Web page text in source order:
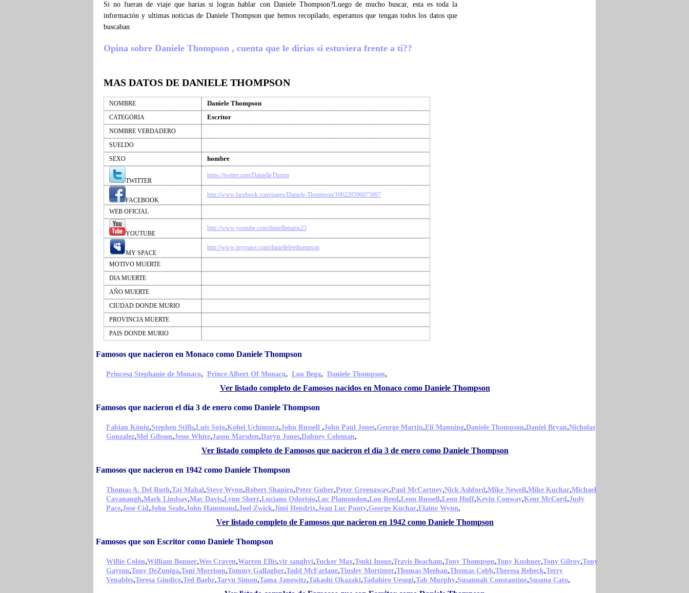
Si no fueran de viaje que harias si logras hablar con Daniele Thompson?Luego de mucho buscar, esta es toda la
información y ultimas noticias de Daniele Thompson que hemos recopilado, esperamos que tengan todos los datos que
buscaban
Opina sobre Daniele Thompson , cuenta que le dirias si estuviera frente a ti??
MAS DATOS DE DANIELE THOMPSON
NOMBRE Daniele Thompson
CATEGORIA Escritor
NOMBRE VERDADERO
SUELDO
SEXO
hombre
TWITTER
https://twitter.com/DanielleThomp
FACEBOOK
http://www.facebook.com/pages/Daniele-Thompson/106228596075697
WEB OFICIAL
YOUTUBE
http://www.youtube.com/daniellemarie23
MY SPACE
http://www.myspace.com/danielleleethompson
MOTIVO MUERTE
DIA MUERTE
AÑO MUERTE
CIUDAD DONDE MURIO
PROVINCIA MUERTE
PAIS DONDE MURIO
Famosos que nacieron en Monaco como Daniele Thompson
Princesa Stephanie de Monaco, Prince Albert Of Monaco, Lou Bega, Daniele Thompson,
Ver listado completo de Famosos nacidos en Monaco como Daniele Thompson
Famosos que nacieron el dia 3 de enero como Daniele Thompson
Fabian König,Stephen Stills,Luis Sojo,Kohei Uchimura,John Russell ,John Paul Jones,George Martin,Eli Manning,Daniele Thompson,Daniel Bryan,Nicholas
Gonzalez,Mel Gibson,Jesse White,Jason Marsden,Daryn Jones,Dabney Coleman,
Ver listado completo de Famosos que nacieron el dia 3 de enero como Daniele Thompson
Famosos que nacieron en 1942 como Daniele Thompson
Thomas A. Del Ruth,Taj Mahal,Steve Wynn,Robert Shapiro,Peter Guber,Peter Greenaway,Paul McCartney,Nick Ashford,Mike Newell,Mike Kuchar,Michael
Cavanaugh,Mark Lindsay,Mac Davis,Lynn Sherr,Luciano Odorisio,Luc Plamondon,Lou Reed,Leon Russell,Leon Huff,Kevin Conway,Kent McCord,Judy
Pace,Jose Cid,John Seale,John Hammond,Joel Zwick,Jimi Hendrix,Jean Luc Ponty,George Kuchar,Elaine Wynn,
Ver listado completo de Famosos que nacieron en 1942 como Daniele Thompson
Famosos que son Escritor como Daniele Thompson
Willie Colón,William Bonner,Wes Craven,Warren Ellis,vir sanghvi,Tucker Max,Tsuki Inoue,Travis Beacham,Tony Thompson,Tony Kushner,Tony Gilroy,Tony
Gayton,Tony DeZuniga,Toni Morrison,Tommy Gallagher,Todd McFarlane,Tinsley Mortimer,Thomas Meehan,Thomas Cobb,Theresa Rebeck,Terry
Venables,Teresa Giudice,Ted Baehr,Taryn Simon,Tama Janowitz,Takashi Okazaki,Tadahiro Uesugi,Tab Murphy,Susannah Constantine,Susana Cato,